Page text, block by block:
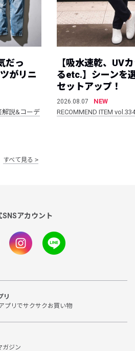
だっ
がリニ
解説&コーデ
【吸水速乾、UV
るetc.】シーンを
セットアップ！
2026.08.07
NEW
RECOMMEND ITEM vol.334
すべて見る
SNSアカウント
リ
プリでサクサクお買い物
ガジン